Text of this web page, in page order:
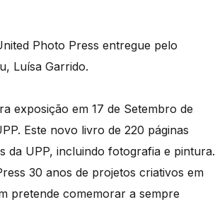
Photo Press entregue pelo
Luísa Garrido.
exposição em 17 de Setembro de
Este novo livro de 220 páginas
da UPP, incluindo fotografia e pintura.
30 anos de projetos criativos em
pretende comemorar a sempre